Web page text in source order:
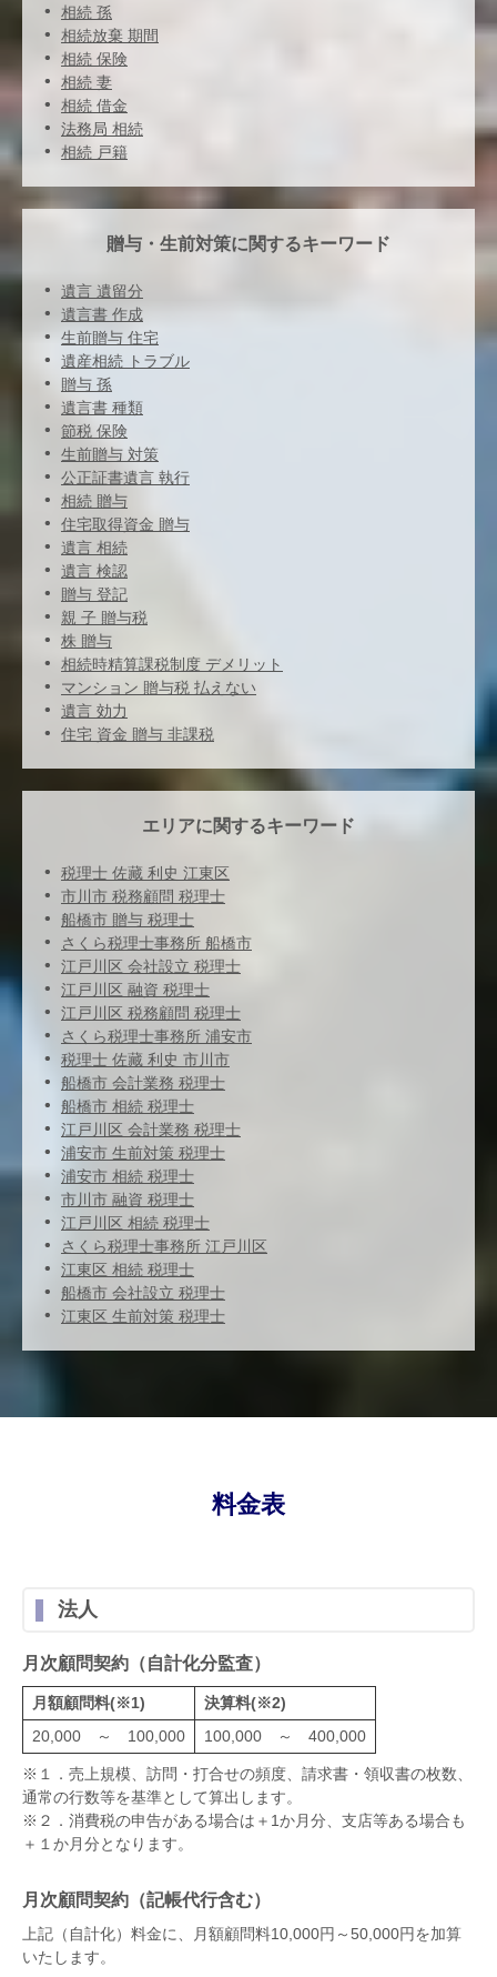
相続 孫
相続放棄 期間
相続 保険
相続 妻
相続 借金
法務局 相続
相続 戸籍
贈与・生前対策に関するキーワード
遺言 遺留分
遺言書 作成
生前贈与 住宅
遺産相続 トラブル
贈与 孫
遺言書 種類
節税 保険
生前贈与 対策
公正証書遺言 執行
相続 贈与
住宅取得資金 贈与
遺言 相続
遺言 検認
贈与 登記
親 子 贈与税
株 贈与
相続時精算課税制度 デメリット
マンション 贈与税 払えない
遺言 効力
住宅 資金 贈与 非課税
エリアに関するキーワード
税理士 佐藏 利史 江東区
市川市 税務顧問 税理士
船橋市 贈与 税理士
さくら税理士事務所 船橋市
江戸川区 会社設立 税理士
江戸川区 融資 税理士
江戸川区 税務顧問 税理士
さくら税理士事務所 浦安市
税理士 佐藏 利史 市川市
船橋市 会計業務 税理士
船橋市 相続 税理士
江戸川区 会計業務 税理士
浦安市 生前対策 税理士
浦安市 相続 税理士
市川市 融資 税理士
江戸川区 相続 税理士
さくら税理士事務所 江戸川区
江東区 相続 税理士
船橋市 会社設立 税理士
江東区 生前対策 税理士
料金表
法人
月次顧問契約（自計化分監査）
月額顧問料(※1)
決算料(※2)
20,000 ～ 100,000
100,000 ～ 400,000
※１．売上規模、訪問・打合せの頻度、請求書・領収書の枚数、
通常の行数等を基準として算出します。
※２．消費税の申告がある場合は＋1か月分、支店等ある場合も
＋１か月分となります。
月次顧問契約（記帳代行含む）
上記（自計化）料金に、月額顧問料10,000円～50,000円を加算
いたします。